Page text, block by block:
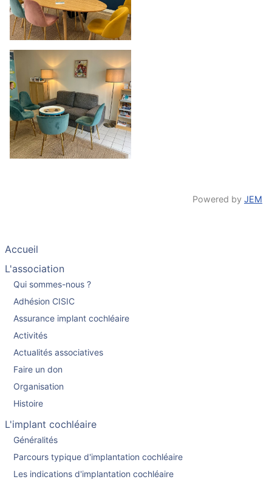
Powered by JEM
Accueil
L'association
Qui sommes-nous ?
Adhésion CISIC
Assurance implant cochléaire
Activités
Actualités associatives
Faire un don
Organisation
Histoire
L'implant cochléaire
Généralités
Parcours typique d'implantation cochléaire
Les indications d'implantation cochléaire